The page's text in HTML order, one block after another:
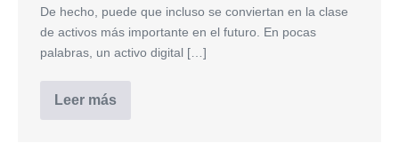
De hecho, puede que incluso se conviertan en la clase
de activos más importante en el futuro. En pocas
palabras, un activo digital […]
Leer más